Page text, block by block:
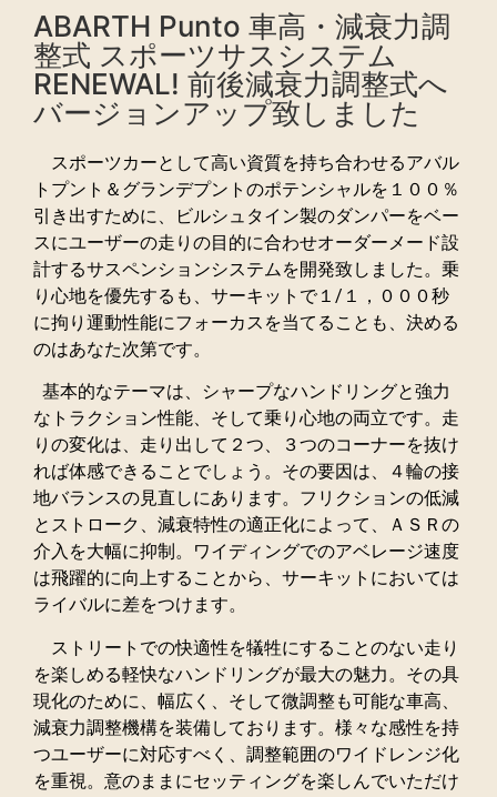
ABARTH Punto 車高・減衰力調
整式 スポーツサスシステム
RENEWAL! 前後減衰力調整式へ
バージョンアップ致しました
スポーツカーとして高い資質を持ち合わせるアバル
トプント＆グランデプントのポテンシャルを１００％
引き出すために、ビルシュタイン製のダンパーをベー
スにユーザーの走りの目的に合わせオーダーメード設
計するサスペンションシステムを開発致しました。乗
り心地を優先するも、サーキットで１/１，０００秒
に拘り運動性能にフォーカスを当てることも、決める
のはあなた次第です。
基本的なテーマは、シャープなハンドリングと強力
なトラクション性能、そして乗り心地の両立です。走
りの変化は、走り出して２つ、３つのコーナーを抜け
れば体感できることでしょう。その要因は、４輪の接
地バランスの見直しにあります。フリクションの低減
とストローク、減衰特性の適正化によって、ＡＳＲの
介入を大幅に抑制。ワイディングでのアベレージ速度
は飛躍的に向上することから、サーキットにおいては
ライバルに差をつけます。
ストリートでの快適性を犠牲にすることのない走り
を楽しめる軽快なハンドリングが最大の魅力。その具
現化のために、幅広く、そして微調整も可能な車高、
減衰力調整機構を装備しております。様々な感性を持
つユーザーに対応すべく、調整範囲のワイドレンジ化
を重視。意のままにセッティングを楽しんでいただけ